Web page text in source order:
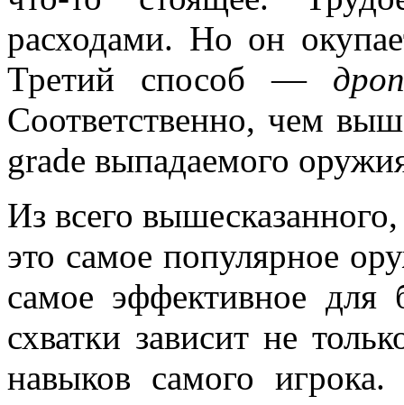
расходами. Но он
Третий способ — дроп
Соответственно, чем
grade выпадаемого
Из всего
это самое популярное
самое эффективное для
схватки зависит не
навыков самого